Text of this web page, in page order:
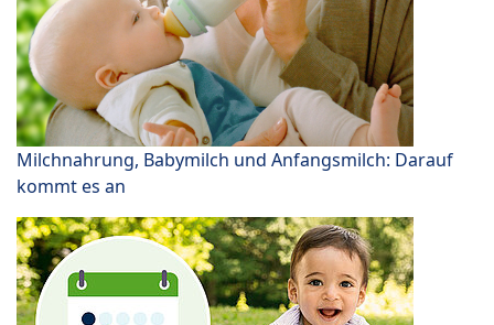
Milchnahrung, Babymilch und Anfangsmilch: Darauf
kommt es an